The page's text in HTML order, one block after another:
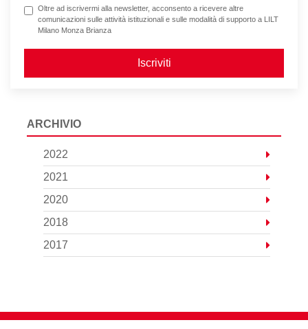
Oltre ad iscrivermi alla newsletter, acconsento a ricevere altre
comunicazioni sulle attività istituzionali e sulle modalità di supporto a LILT
Milano Monza Brianza
Iscriviti
ARCHIVIO
2022
2021
2020
2018
2017